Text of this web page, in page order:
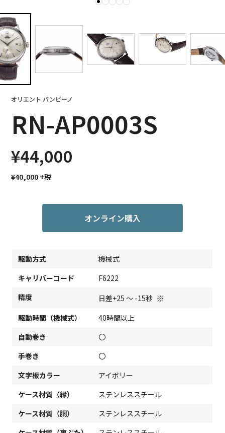
オリエント バンビーノ
RN-AP0003S
¥44,000
¥40,000 +税
オンライン購入
駆動方式
機械式
キャリバーコード
F6222
精度
日差+25 ～ -15秒 ※
駆動時間（機械式）
40時間以上
自動巻き
〇
手巻き
〇
文字板カラー
アイボリー
ケース材質（縁）
ステンレススチール
ケース材質（胴）
ステンレススチール